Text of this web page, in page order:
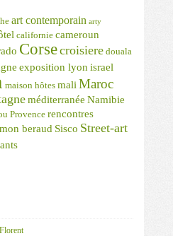
art contemporain arty
californie cameroun
Corsecroisiere douala
exposition lyon israel
maison hôtes mali Maroc
méditerranée Namibie
Provence rencontres
beraud Sisco Street-art